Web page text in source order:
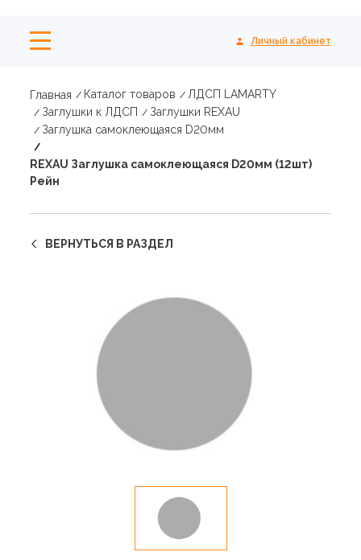
Личный кабинет
Главная Каталог товаров
ЛДСП LAMARTY
Заглушки к ЛДСП
Заглушки REXAU
Заглушка самоклеющаяся D20мм
REXAU Заглушка самоклеющаяся D20мм (12шт)
Рейн
ВЕРНУТЬСЯ В РАЗДЕЛ